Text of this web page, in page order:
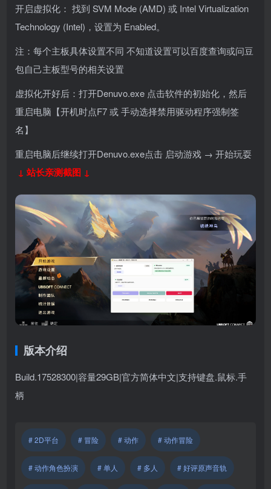
开启虚拟化： 找到 SVM Mode (AMD) 或 Intel Virtualization
Technology (Intel)，设置为 Enabled。
注：每个主板具体设置不同 不知道设置可以百度查询或问豆
包自己主板型号的相关设置
虚拟化开好后：打开Denuvo.exe 点击软件的初始化，然后
重启电脑【开机时点F7 或 手动选择禁用驱动程序强制签
名】
重启电脑后继续打开Denuvo.exe点击 启动游戏 → 开始玩耍
↓ 站长亲测截图 ↓
版本介绍
Build.17528300|容量29GB|官方简体中文|支持键盘.鼠标.手
柄
# 2D平台 # 冒险 # 动作 # 动作冒险
# 动作角色扮演 # 单人 # 多人 # 好评原声音轨